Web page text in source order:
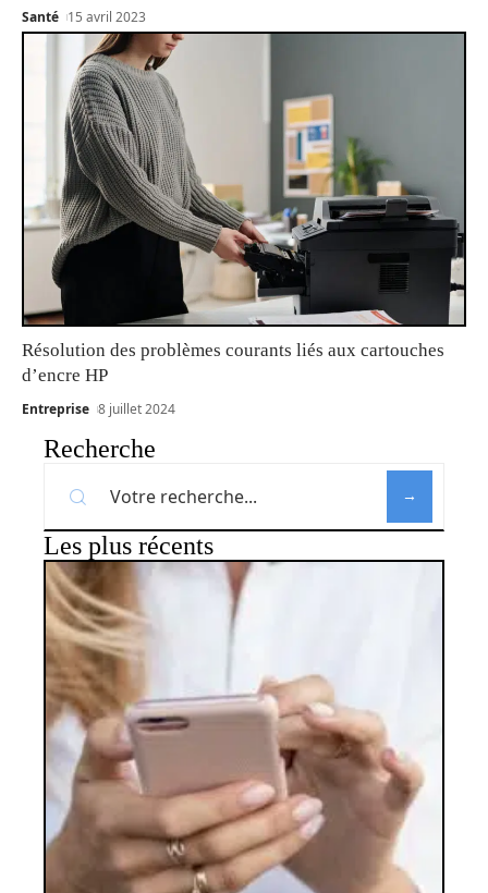
Santé 15 avril 2023
Résolution des problèmes courants liés aux cartouches
d’encre HP
Entreprise 8 juillet 2024
Recherche
Les plus récents